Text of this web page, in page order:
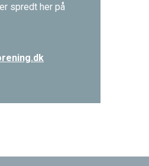
spredt her på